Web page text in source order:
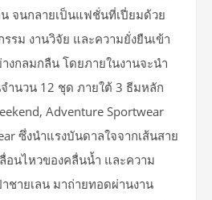
จนกลายเป็นแฟชั่นที่เปี่ยมด้วย
รม งานวิจัย และความยั่งยืนเข้า
งกลมกลืน โดยภายในงานจะนำ
ำนวน 12 ชุด ภายใต้ 3 ธีมหลัก
Adventure Sportwear
ซึ่งนำแรงบันดาลใจจากเส้นสาย
ลื่อนไหวของคลื่นน้ำ และความ
ชายเลน มาถ่ายทอดผ่านงาน